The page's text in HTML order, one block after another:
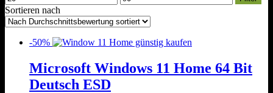
Preis
Preis
Sortieren nach
-50%
Microsoft Windows 11 Home 64 Bit
Deutsch ESD